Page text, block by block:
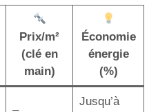
Prix/m²
(clé en
main)
Économie
énergie
(%)
–
Jusqu’à